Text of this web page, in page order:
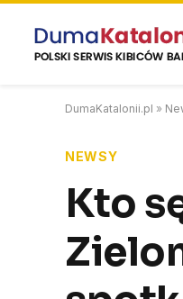
DumaKatalonii.pl »
NEWSY
Kto